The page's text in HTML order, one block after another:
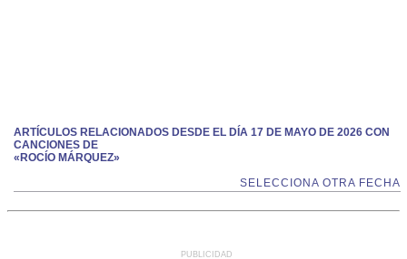
ARTÍCULOS RELACIONADOS DESDE EL DÍA 17 DE MAYO DE 2026 CON
CANCIONES DE
«ROCÍO MÁRQUEZ»
SELECCIONA OTRA FECHA
PUBLICIDAD